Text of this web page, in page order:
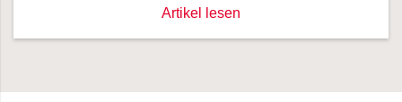
Gleisgeschichten: Christian, der
Artikel lesen